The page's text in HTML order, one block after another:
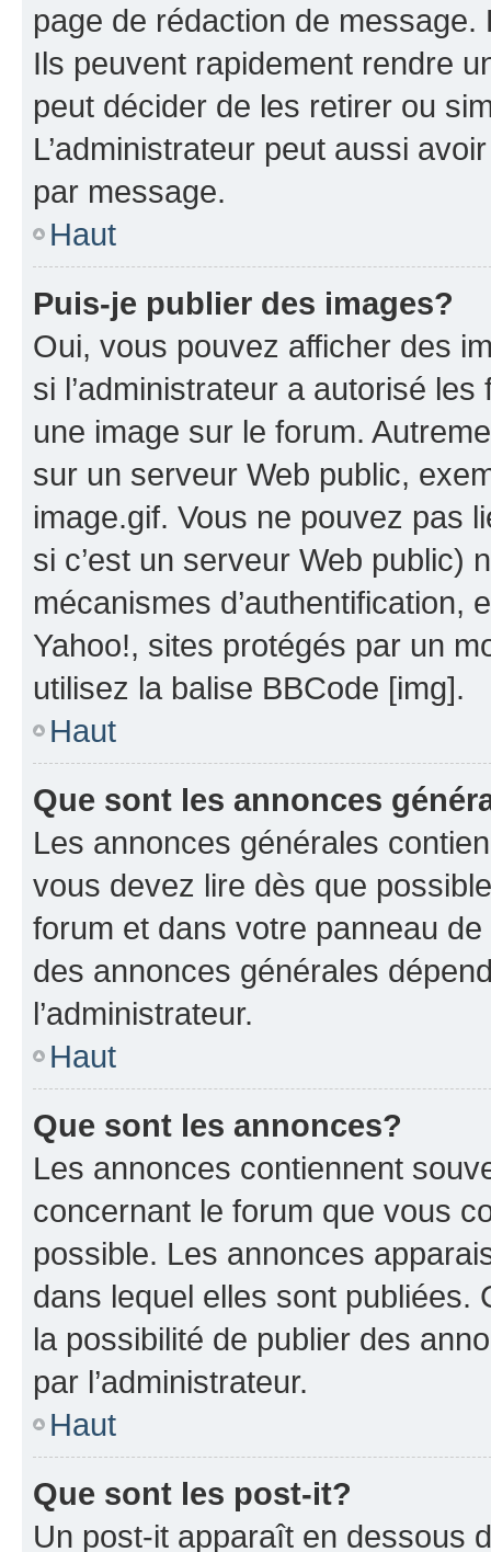
page de rédaction de
Ils peuvent rapidement rendre
peut décider de les retirer ou
L’administrateur peut aussi
par message.
Haut
Puis-je publier des images?
Oui, vous pouvez afficher des
si l’administrateur a autorisé
une image sur le forum.
sur un serveur Web public,
image.gif. Vous ne pouvez pas
si c’est un serveur Web public)
mécanismes d’authentification,
Yahoo!, sites protégés par un
utilisez la balise BBCode [img].
Haut
Que sont les annonces
Les annonces générales
vous devez lire dès que
forum et dans votre panneau
des annonces générales
l’administrateur.
Haut
Que sont les annonces?
Les annonces contiennent
concernant le forum que vous
possible. Les annonces
dans lequel elles sont publiées.
la possibilité de publier des
par l’administrateur.
Haut
Que sont les post-it?
Un post-it apparaît en dessous